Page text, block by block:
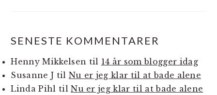
SENESTE KOMMENTARER
Henny Mikkelsen til 14 år som blogger idag
Susanne J til Nu er jeg klar til at bade alene
Linda Pihl tilNu er jeg klar til at bade alene